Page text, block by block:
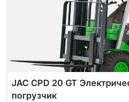
JAC CPD 20 GT
погрузчик